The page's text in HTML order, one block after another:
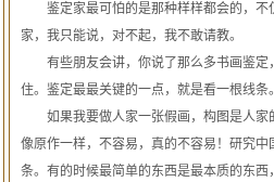
鉴定家最可怕的是那种样样都会的，不
家，我只能说，对不起，我不敢请教。
有些朋友会讲，你说了那么多书画鉴定
住。鉴定最最关键的一点，就是看一根线条
如果我要做人家一张假画，构图是人家
像原作一样，不容易，真的不容易！研究
条。有的时候最简单的东西是最本质的东